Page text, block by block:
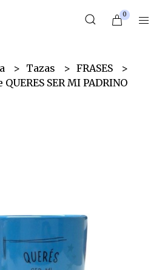
0
Tazas
FRASES
SER MI PADRINO